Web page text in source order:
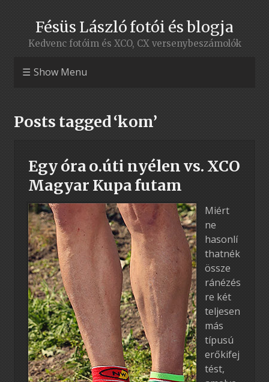
Fésüs László fotói és blogja
Kedvenc fotóim és XCO, CX versenybeszámolók
Show Menu
Posts tagged ‘kom’
Egy óra o.úti nyélen vs. XCO
Magyar Kupa futam
Miért
ne
hasonlí
thatnék
össze
ránézés
re két
teljesen
más
típusú
erőkifej
tést,